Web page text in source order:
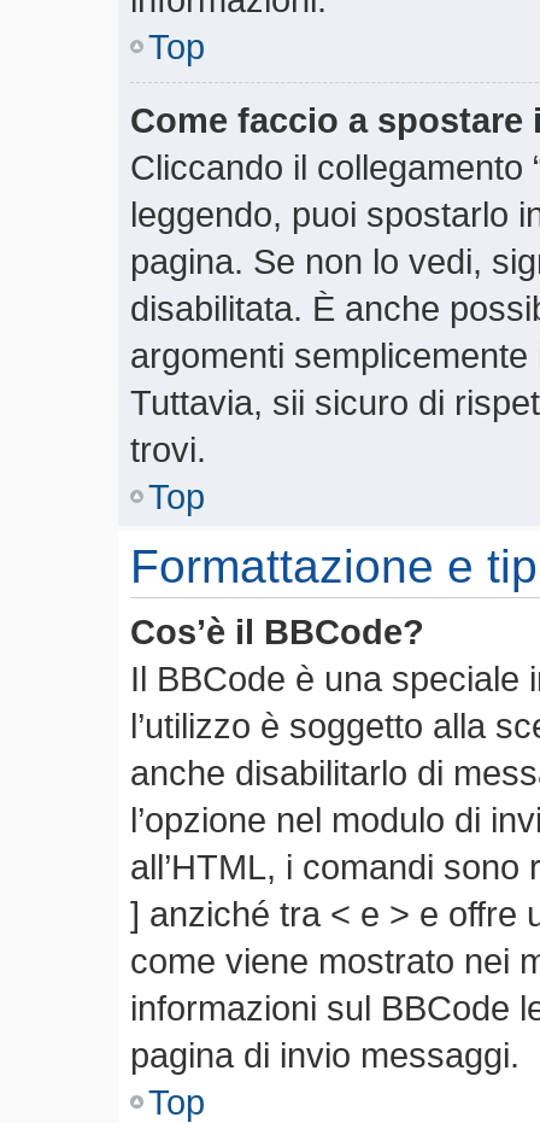
Top
Come faccio a
Cliccando il collegamento
leggendo, puoi spostarlo
pagina. Se non lo vedi,
disabilitata. È anche
argomenti
Tuttavia, sii sicuro di
trovi.
Top
Formattazione e
Cos’è il BBCode?
Il BBCode è una speciale
l’utilizzo è soggetto alla
anche disabilitarlo di
l’opzione nel modulo di
all’HTML, i comandi
] anziché tra < e > e offre
come viene mostrato nei
informazioni sul BBCode
pagina di invio messaggi.
Top